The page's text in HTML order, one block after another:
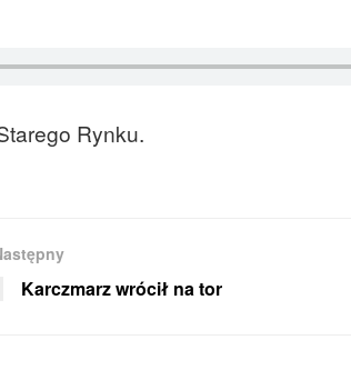
Rynku.
Karczmarz wrócił na tor